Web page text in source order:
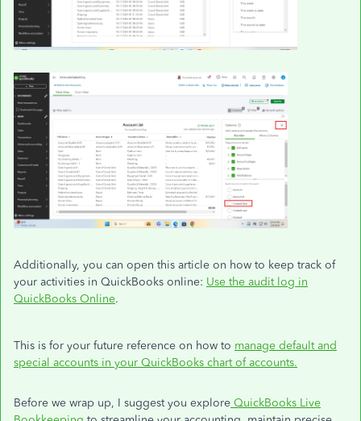
Additionally, you can open this article on how to keep track of
your activities in QuickBooks online: Use the audit log in
QuickBooks Online.
This is for your future reference on how to manage default and
special accounts in your QuickBooks chart of accounts.
Before we wrap up, I suggest you explore QuickBooks Live